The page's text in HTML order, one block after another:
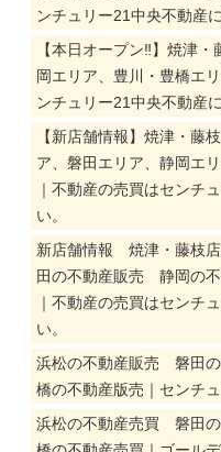
ンチュリー21中央不動産
【本日オープン‼】焼津
岡エリア、豊川・豊橋エ
ンチュリー21中央不動産
【新店舗情報】焼津・
ア、磐田エリア、静岡エ
｜不動産の売買はセンチ
い。
新店舗情報 焼津・藤枝
田の不動産販売 静岡の
｜不動産の売買はセンチ
い。
浜松の不動産販売 磐田
橋の不動産版売｜センチ
浜松の不動産売買 磐田